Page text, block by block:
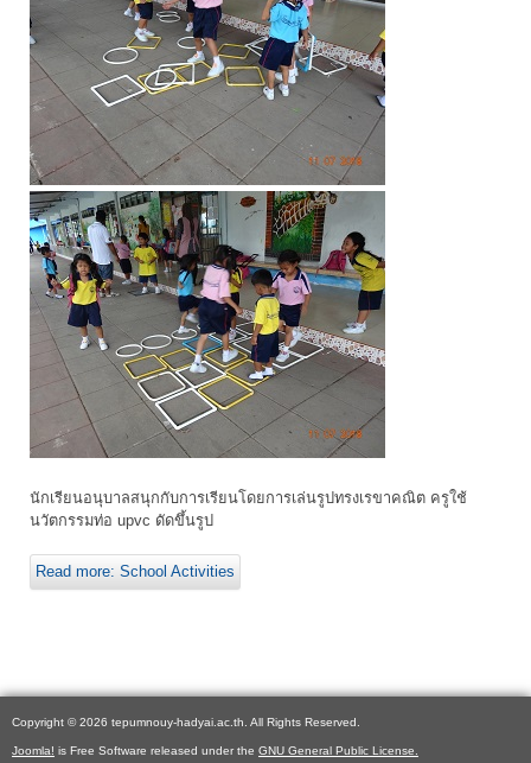
นักเรียนอนุบาลสนุกกับการเรียนโดยการเล่นรูปทรงเรขาคณิต ครูใช้
นวัตกรรมท่อ upvc ดัดขึ้นรูป
Read more: School Activities
Copyright © 2026 tepumnouy-hadyai.ac.th. All Rights Reserved.
Joomla! is Free Software released under the GNU General Public License.